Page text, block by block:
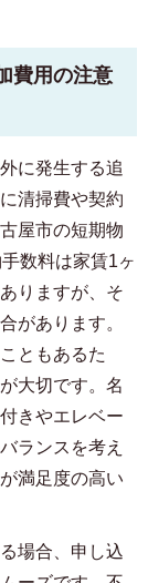
費用の注意
に発生する追
清掃費や契約
屋市の短期物
数料は家賃1ヶ
りますが、そ
があります。
ともあるた
大切です。名
きやエレベー
ランスを考え
満足度の高い
場合、申し込